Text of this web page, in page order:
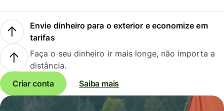
Envie dinheiro para o exterior e economize em
tarifas
Faça o seu dinheiro ir mais longe, não importa a
distância.
Criar conta
Saiba mais